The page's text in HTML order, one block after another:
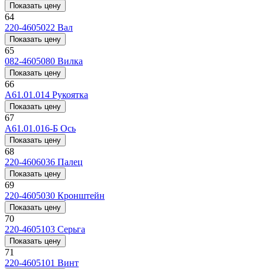
Показать цену
64
220-4605022 Вал
Показать цену
65
082-4605080 Вилка
Показать цену
66
А61.01.014 Рукоятка
Показать цену
67
А61.01.016-Б Ось
Показать цену
68
220-4606036 Палец
Показать цену
69
220-4605030 Кронштейн
Показать цену
70
220-4605103 Серьга
Показать цену
71
220-4605101 Винт